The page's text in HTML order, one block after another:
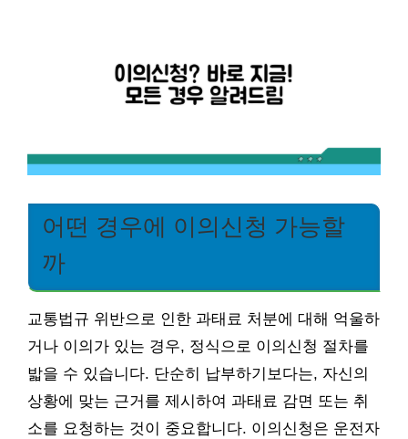
어떤 경우에 이의신청 가능할
까
교통법규 위반으로 인한 과태료 처분에 대해 억울하
거나 이의가 있는 경우, 정식으로 이의신청 절차를
밟을 수 있습니다. 단순히 납부하기보다는, 자신의
상황에 맞는 근거를 제시하여 과태료 감면 또는 취
소를 요청하는 것이 중요합니다. 이의신청은 운전자